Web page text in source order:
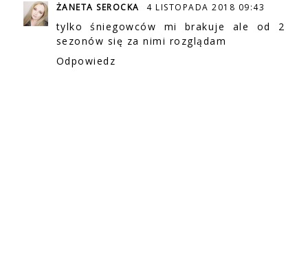
ŻANETA SEROCKA 4 LISTOPADA 2018 09:43
tylko śniegowców mi brakuje ale od 2
sezonów się za nimi rozglądam
Odpowiedz